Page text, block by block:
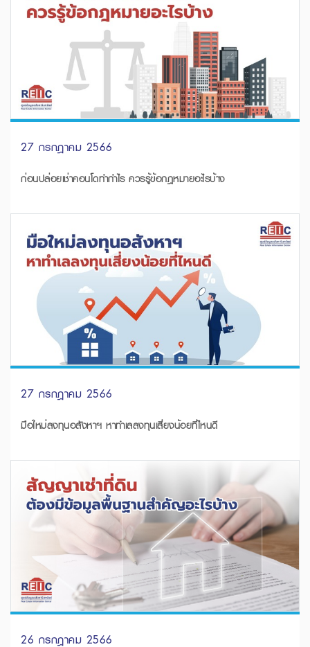
27 กรกฎาคม 2566
ก่อนปล่อยเช่าคอนโดทำกำไร ควรรู้ข้อกฎหมายอะไรบ้าง
27 กรกฎาคม 2566
มือใหม่ลงทุนอสังหาฯ หาทำเลลงทุนเสี่ยงน้อยที่ไหนดี
26 กรกฎาคม 2566